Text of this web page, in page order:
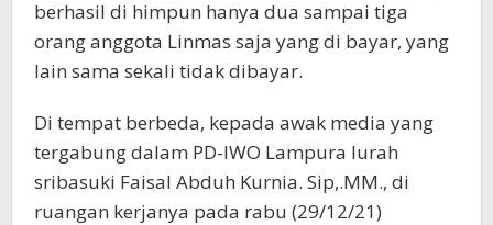
berhasil di himpun hanya dua sampai tiga
orang anggota Linmas saja yang di bayar, yang
lain sama sekali tidak dibayar.
Di tempat berbeda, kepada awak media yang
tergabung dalam PD-IWO Lampura lurah
sribasuki Faisal Abduh Kurnia. Sip,.MM., di
ruangan kerjanya pada rabu (29/12/21)